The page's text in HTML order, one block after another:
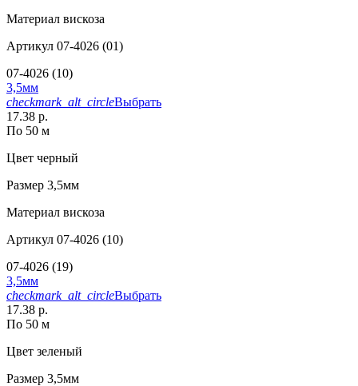
Материал вискоза
Артикул 07-4026 (01)
07-4026 (10)
3,5мм
checkmark_alt_circleВыбрать
17.38 р.
По 50 м
Цвет черный
Размер 3,5мм
Материал вискоза
Артикул 07-4026 (10)
07-4026 (19)
3,5мм
checkmark_alt_circleВыбрать
17.38 р.
По 50 м
Цвет зеленый
Размер 3,5мм